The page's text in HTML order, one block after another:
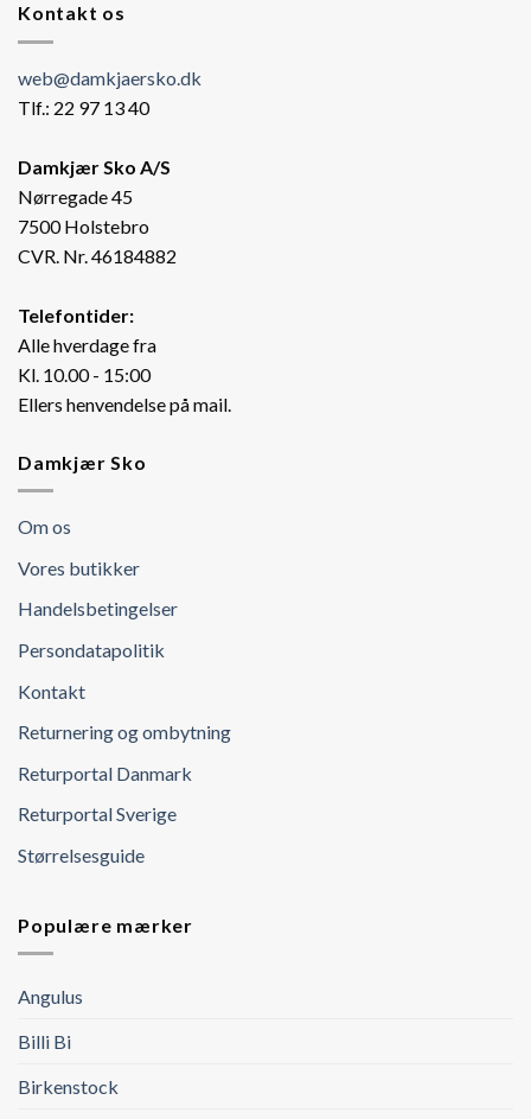
Kontakt os
web@damkjaersko.dk
Tlf.: 22 97 13 40
Damkjær Sko A/S
Nørregade 45
7500 Holstebro
CVR. Nr. 46184882
Telefontider:
Alle hverdage fra
Kl. 10.00 - 15:00
Ellers henvendelse på mail.
Damkjær Sko
Om os
Vores butikker
Handelsbetingelser
Persondatapolitik
Kontakt
Returnering og ombytning
Returportal Danmark
Returportal Sverige
Størrelsesguide
Populære mærker
Angulus
Billi Bi
Birkenstock